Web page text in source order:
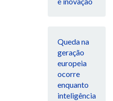
Queda na
geração
europeia
ocorre
enquanto
inteligência